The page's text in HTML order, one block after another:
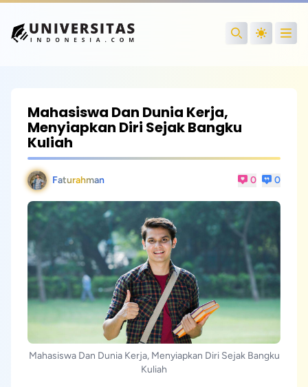
Search
Mahasiswa Dan Dunia Kerja,
Menyiapkan Diri Sejak Bangku
Kuliah
Faturahman 0 0
Mahasiswa Dan Dunia Kerja, Menyiapkan Diri Sejak Bangku
Kuliah